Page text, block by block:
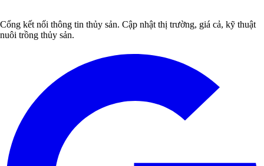
Cổng kết nối thông tin thủy sản. Cập nhật thị trường, giá cả, kỹ thuật
nuôi trồng thủy sản.